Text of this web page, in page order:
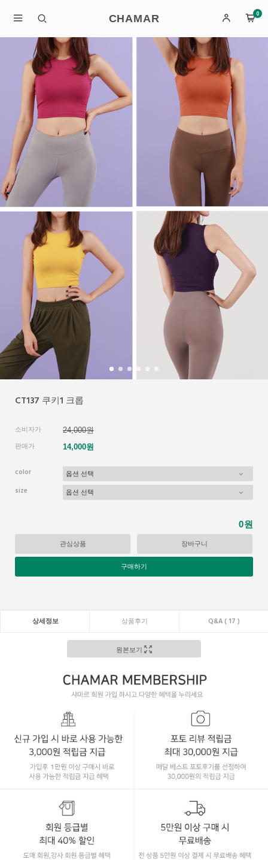
CHAMAR 0
CT137 쿠키1 크롭
소비자가
24,000원
판매가
14,000원
color
size
0원
관심상품 장바구니
구매하기
상세정보 상품후기 Q&A ( 17 )
원본보기